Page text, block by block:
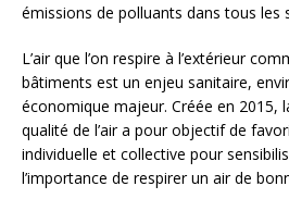
émissions de polluants dans tous les
L’air que l’on respire à l’extérieur
bâtiments est un enjeu sanitaire,
économique majeur. Créée en 2015,
qualité de l’air a pour objectif de
individuelle et collective pour
l’importance de respirer un air de